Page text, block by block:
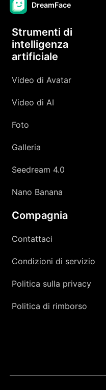
DreamFace
Strumenti di
intelligenza
artificiale
Video di Avatar
Video di AI
Foto
Galleria
Seedream 4.0
Nano Banana
Compagnia
Contattaci
Condizioni di servizio
Politica sulla privacy
Politica di rimborso